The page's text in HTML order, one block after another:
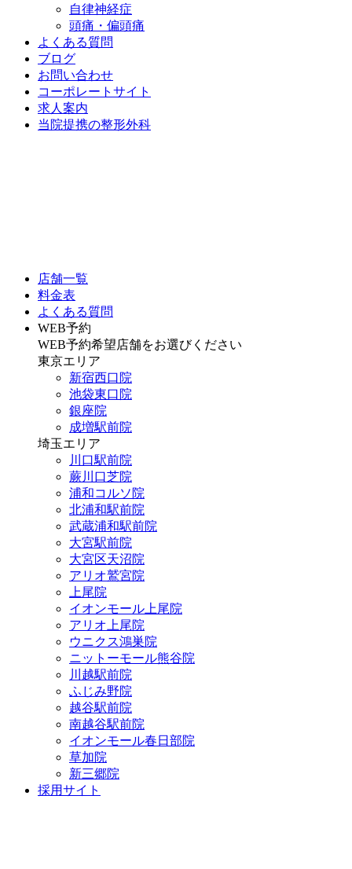
自律神経症
頭痛・偏頭痛
よくある質問
ブログ
お問い合わせ
コーポレートサイト
求人案内
当院提携の整形外科
店舗一覧
料金表
よくある質問
WEB予約
WEB予約希望店舗をお選びください
東京エリア
新宿西口院
池袋東口院
銀座院
成増駅前院
埼玉エリア
川口駅前院
蕨川口芝院
浦和コルソ院
北浦和駅前院
武蔵浦和駅前院
大宮駅前院
大宮区天沼院
アリオ鷲宮院
上尾院
イオンモール上尾院
アリオ上尾院
ウニクス鴻巣院
ニットーモール熊谷院
川越駅前院
ふじみ野院
越谷駅前院
南越谷駅前院
イオンモール春日部院
草加院
新三郷院
採用サイト